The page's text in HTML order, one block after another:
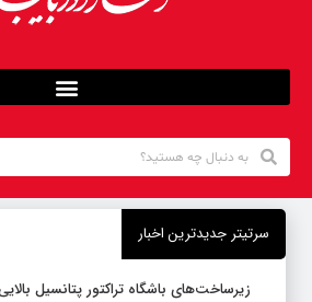
سرتیتر جدیدترین اخبار
زیرساخت‌های باشگاه تراکتور پتانسیل